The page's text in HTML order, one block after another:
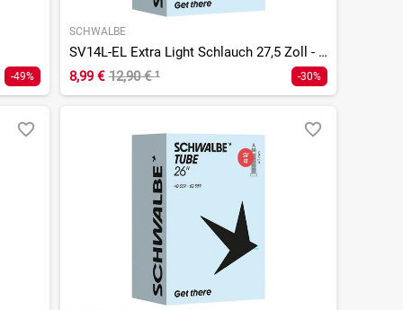
-49%
SCHWALBE
SV14L-EL Extra Light Schlauch 27,5 Zoll - 40 mm
8,99 € 12,90 €¹ -30%